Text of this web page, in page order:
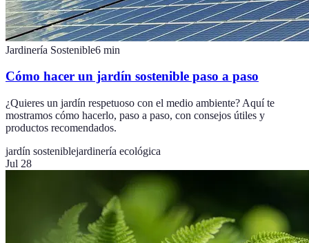
Jardinería Sostenible6 min
Cómo hacer un jardín sostenible paso a paso
¿Quieres un jardín respetuoso con el medio ambiente? Aquí te
mostramos cómo hacerlo, paso a paso, con consejos útiles y
productos recomendados.
jardín sosteniblejardinería ecológica
Jul 28